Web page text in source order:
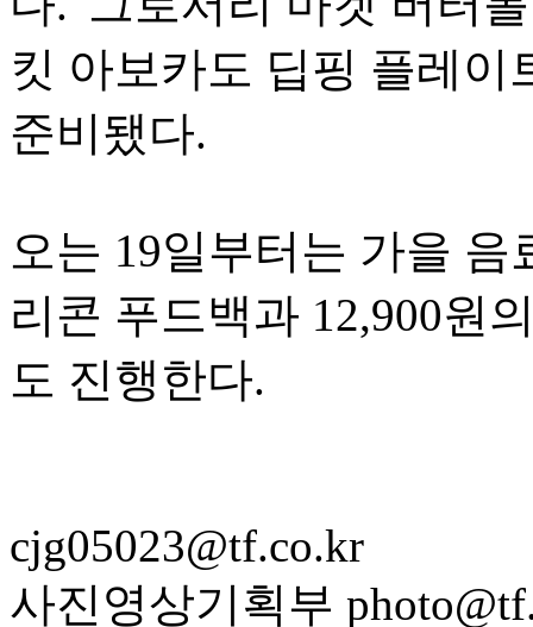
킷 아보카도 딥핑 플레이
준비됐다.
오는 19일부터는 가을 음
리콘 푸드백과 12,900원
도 진행한다.
cjg05023@tf.co.kr
사진영상기획부